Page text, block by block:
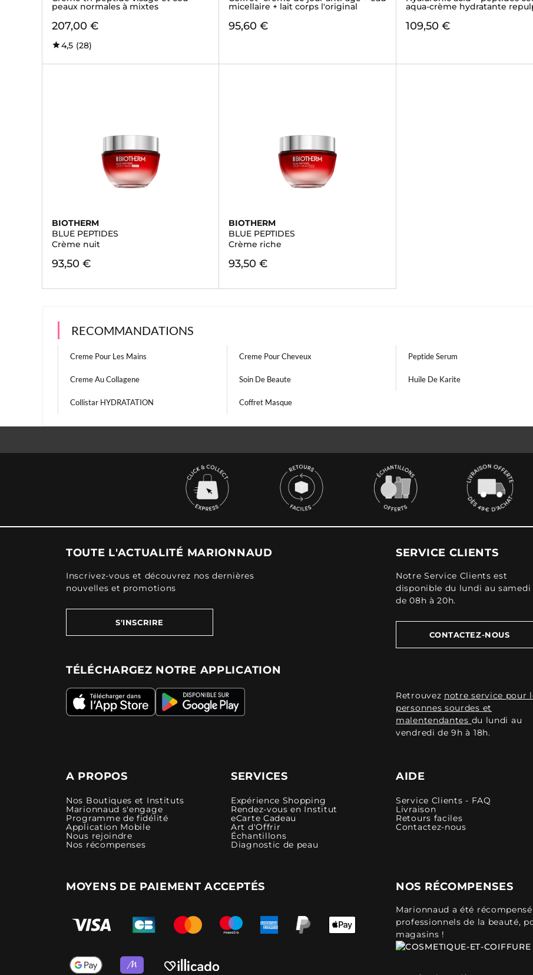
peaux normales à mixtes
207,00 €
4,5 (28)
micellaire + lait corps l'original
95,60 €
aqua-crème hydratante
109,50 €
BIOTHERM
BLUE PEPTIDES
Crème nuit
93,50 €
BIOTHERM
BLUE PEPTIDES
Crème riche
93,50 €
RECOMMANDATIONS
Creme Pour Les Mains Creme Pour Cheveux Peptide Serum
Creme Au Collagene Soin De Beaute Huile De Karite
Collistar HYDRATATION Coffret Masque
TOUTE L'ACTUALITÉ MARIONNAUD
Inscrivez-vous et découvrez nos dernières
nouvelles et promotions
S'INSCRIRE
TÉLÉCHARGEZ NOTRE APPLICATION
SERVICE CLIENTS
Notre Service Clients est
disponible du lundi au samedi
de 08h à 20h.
CONTACTEZ-NOUS
Retrouvez notre service pour
personnes sourdes et
malentendantes du lundi au
vendredi de 9h à 18h.
A PROPOS
Nos Boutiques et Instituts
Marionnaud s'engage
Programme de fidélité
Application Mobile
Nous rejoindre
Nos récompenses
SERVICES
Expérience Shopping
Rendez-vous en Institut
eCarte Cadeau
Art d'Offrir
Échantillons
Diagnostic de peau
AIDE
Service Clients - FAQ
Livraison
Retours faciles
Contactez-nous
MOYENS DE PAIEMENT ACCEPTÉS NOS RÉCOMPENSES
Marionnaud a été
professionnels de la beauté,
magasins !